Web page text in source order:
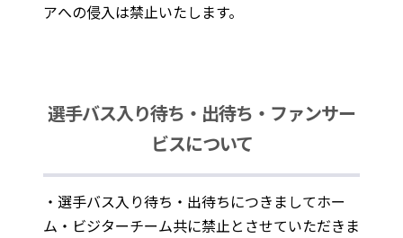
アへの侵入は禁止いたします。
選手バス入り待ち・出待ち・ファンサー
ビスについて
・選手バス入り待ち・出待ちにつきましてホー
ム・ビジターチーム共に禁止とさせていただきま